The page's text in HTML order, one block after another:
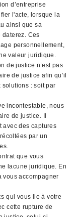
d’entreprise
l'acte, lorsque la
ainsi que sa
daterez. Ces
personnellement,
valeur juridique.
de justice n’est pas
de justice afin qu’il
: soit par
incontestable, nous
de justice. Il
avec des captures
par un
que vous
lacune juridique. En
vous accompagner
qui vous lie à votre
cette rupture de